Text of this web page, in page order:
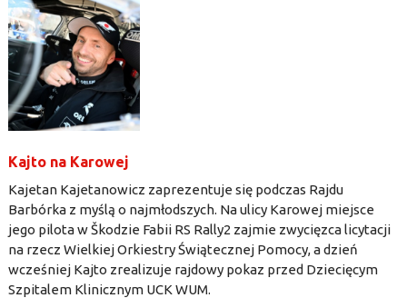
Kajto na Karowej
Kajetan Kajetanowicz zaprezentuje się podczas Rajdu
Barbórka z myślą o najmłodszych. Na ulicy Karowej miejsce
jego pilota w Škodzie Fabii RS Rally2 zajmie zwycięzca licytacji
na rzecz Wielkiej Orkiestry Świątecznej Pomocy, a dzień
wcześniej Kajto zrealizuje rajdowy pokaz przed Dziecięcym
Szpitalem Klinicznym UCK WUM.